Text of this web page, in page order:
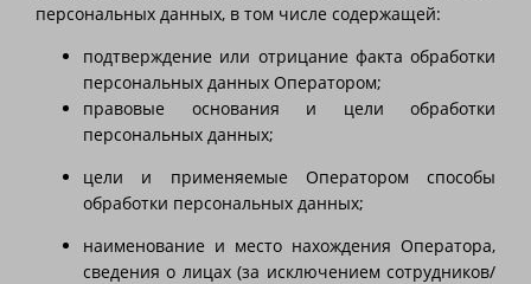
персональных данных, в том числе содержащей:
подтверждение или отрицание факта обработки
персональных данных Оператором;
правовые основания и цели обработки
персональных данных;
цели и применяемые Оператором способы
обработки персональных данных;
наименование и место нахождения Оператора,
сведения о лицах (за исключением сотрудников/